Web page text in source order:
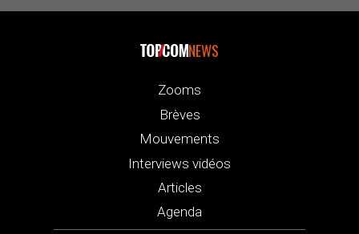
NEWS
Zooms
Brèves
Mouvements
Interviews vidéos
Articles
Agenda